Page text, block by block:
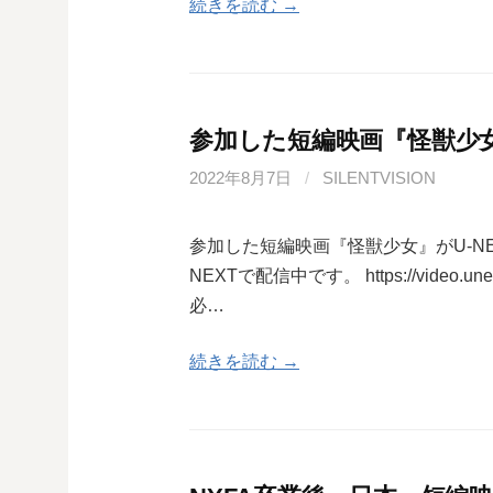
続きを読む →
参加した短編映画『怪獣少
2022年8月7日 / SILENTVISION
参加した短編映画『怪獣少女』がU-
NEXTで配信中です。 https://
必…
続きを読む →